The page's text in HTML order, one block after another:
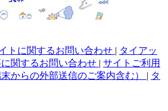
トに関するお問い合わせ | タイアッ
関するお問い合わせ | サイトご利用
からの外部送信のご案内含む） | タ